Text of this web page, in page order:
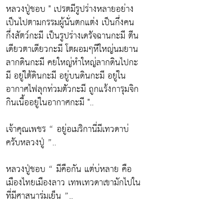
หลวงปู่ชอบ " เปรตมีรูปร่างหลายอย่าง
เป็นไปตามกรรมผู้นั่นตกแต่ง เป็นกึ่งคน
กึ่งสัตว์กะมี เป็นรูปร่างเดรัจฉานกะมี ตีน
เดียวตาเดียวกะมี โตผอมๆหีใหญ่นมยาน
ลากดินกะมี คยใหญ่หำใหญ่ลากดินไปกะ
มี อยู่ใต้ดินกะมี อยู่บนดินกะมี อยู่ใน
อากาศไฟลุกท่วมตัวกะมี ถูกแร้งการุมจิก
กินเนื้ออยู่ในอากาศกะมี "..
เจ้าคุณเพชร “ อยู่อเมริกานี่มีเทวดาบ่
ครับหลวงปู่ ”..
หลวงปู่ชอบ “ มีคือกัน แต่บ่หลาย คือ
เมืองไทยเมืองลาว เทพเทวดาเขามักไปใน
ที่มีศาสนาร่มเย็น ”..